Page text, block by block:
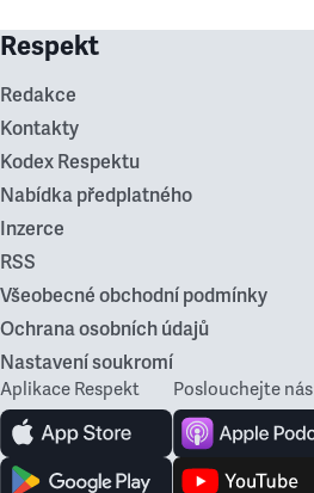
Respekt
Redakce
Kontakty
Kodex Respektu
Nabídka předplatného
Inzerce
RSS
Všeobecné obchodní podmínky
Ochrana osobních údajů
Nastavení soukromí
Aplikace Respekt Poslouchejte nás